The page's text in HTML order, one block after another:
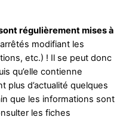
régulièrement mises à
modifiant les
etc.) ! Il se peut donc
qu’elle contienne
plus d’actualité quelques
que les informations sont
les fiches